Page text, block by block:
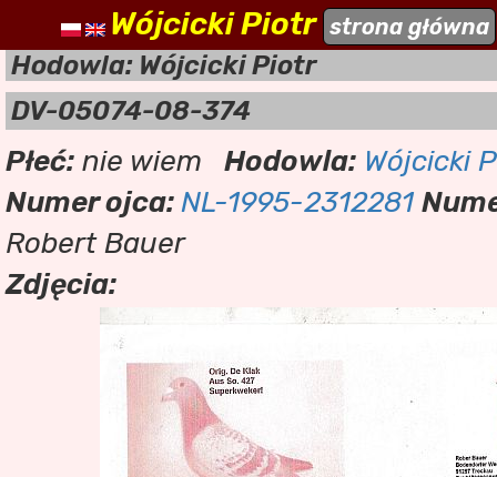
naszehodowle.pl
Wójcicki Piotr strona główna
Hodowla: Wójcicki Piotr
DV-05074-08-374
Płeć: nie wiem Hodowla: Wójcicki
Numer ojca:NL-1995-2312281
Robert Bauer
Zdjęcia: